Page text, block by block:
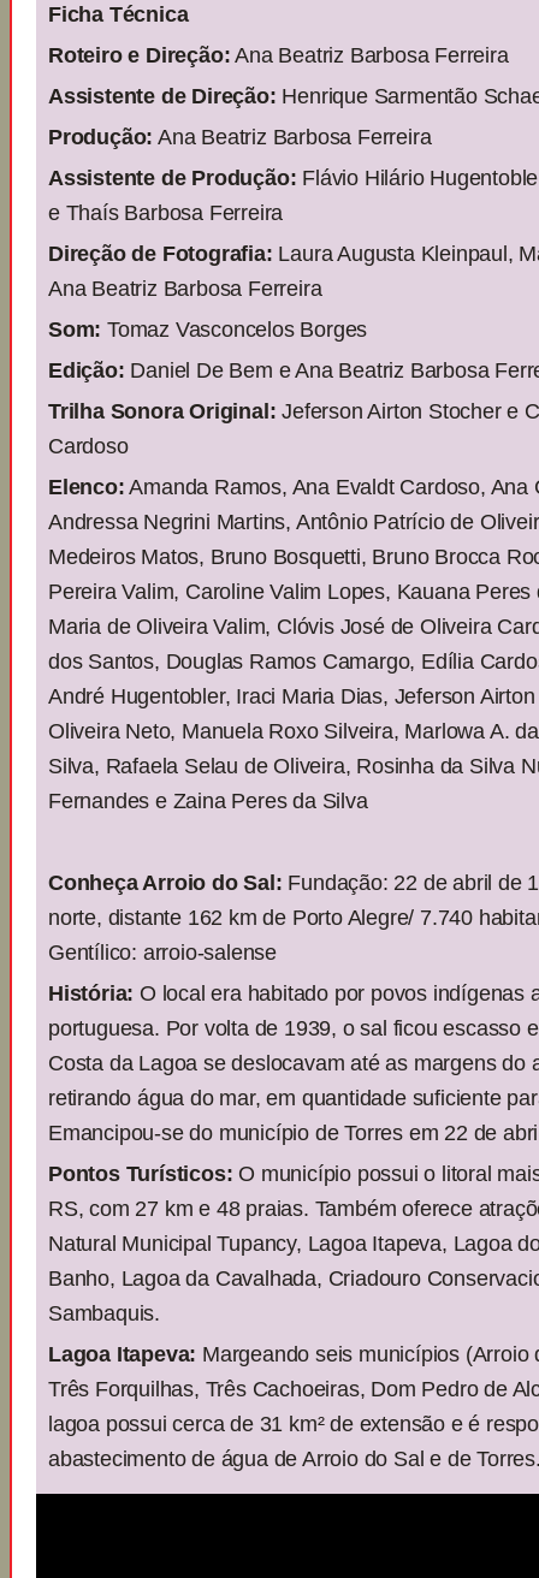
Ficha Técnica
Roteiro e Direção:Ana Beatriz Barbosa Ferreira
Assistente de Direção: Henrique Sarmentão
Produção: Ana Beatriz Barbosa Ferreira
Assistente de Produção: Flávio Hilário
e Thaís Barbosa Ferreira
Direção de Fotografia: Laura Augusta Kleinpaul,
Ana Beatriz Barbosa Ferreira
Som: Tomaz Vasconcelos Borges
Edição: Daniel De Bem e Ana Beatriz Barbosa
Trilha Sonora Original: Jeferson Airton Stocher e
Cardoso
Elenco:Amanda Ramos, Ana Evaldt Cardoso, Ana
Andressa Negrini Martins, Antônio Patrício de
Medeiros Matos, Bruno Bosquetti, Bruno Brocca
Pereira Valim, Caroline Valim Lopes, Kauana
Maria de Oliveira Valim, Clóvis José de Oliveira
dos Santos, Douglas Ramos Camargo, Edília
André Hugentobler, Iraci Maria Dias, Jeferson
Oliveira Neto, Manuela Roxo Silveira, Marlowa A.
Silva, Rafaela Selau de Oliveira, Rosinha da Silva
Fernandes e Zaina Peres da Silva
Conheça Arroio do Sal: Fundação: 22 de abril de
norte, distante 162 km de Porto Alegre/ 7.740
Gentílico: arroio-salense
História: O local era habitado por povos indígenas
portuguesa. Por volta de 1939, o sal ficou escasso
Costa da Lagoa se deslocavam até as margens do
retirando água do mar, em quantidade suficiente
Emancipou-se do município de Torres em 22 de
Pontos Turísticos: O município possui o litoral
RS, com 27 km e 48 praias. Também oferece
Natural Municipal Tupancy, Lagoa Itapeva, Lagoa
Banho, Lagoa da Cavalhada, Criadouro
Sambaquis.
Lagoa Itapeva: Margeando seis municípios (Arroio
Três Forquilhas, Três Cachoeiras, Dom Pedro de
lagoa possui cerca de 31 km² de extensão e é
abastecimento de água de Arroio do Sal e de